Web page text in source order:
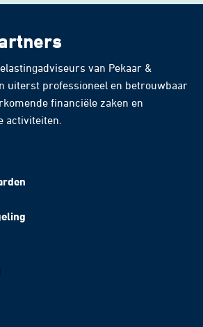
van Pekaar &
uiterst professioneel en betrouwbaar
financiële zaken en
activiteiten.